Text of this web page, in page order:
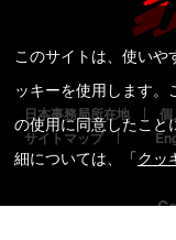
日本事務局所在地 個
サイトマップ
このサイトは、使いや
ッキーを使用します
の使用に同意したこと
細については、「クッ